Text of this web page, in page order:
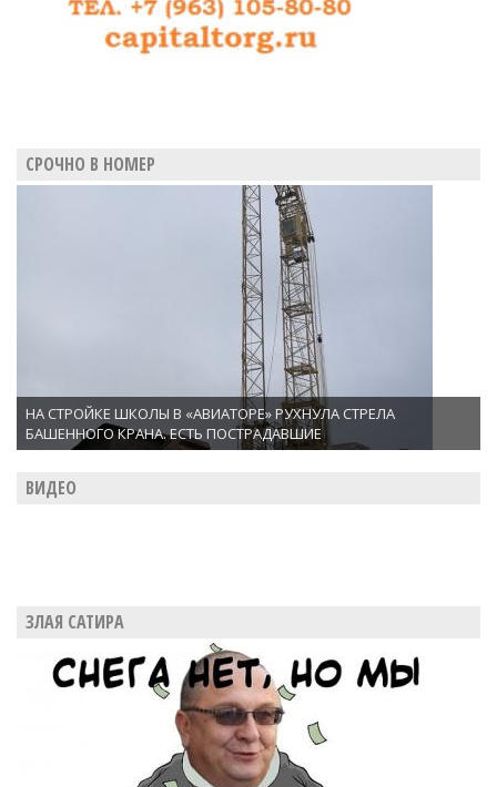
СРОЧНО В НОМЕР
НА СТРОЙКЕ ШКОЛЫ В «АВИАТОРЕ» РУХНУЛА СТРЕЛА
БАШЕННОГО КРАНА. ЕСТЬ ПОСТРАДАВШИЕ
ВИДЕО
ЗЛАЯ САТИРА